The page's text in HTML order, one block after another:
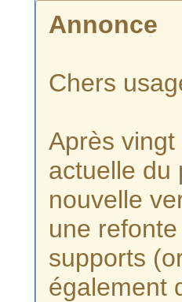
Annonce
Chers
Après
actuelle du
nouvelle
une
supports
également